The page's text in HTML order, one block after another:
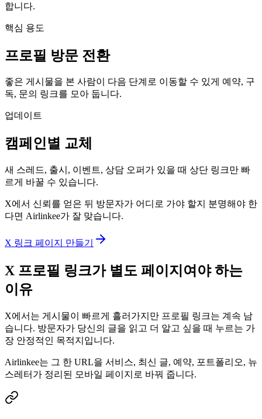
합니다.
핵심 용도
프로필 방문 전환
좋은 게시물을 본 사람이 다음 단계로 이동할 수 있게 예약, 구
독, 문의 링크를 모아 둡니다.
업데이트
캠페인별 교체
새 스레드, 출시, 이벤트, 상담 오퍼가 있을 때 상단 링크만 빠
르게 바꿀 수 있습니다.
X에서 신뢰를 얻은 뒤 방문자가 어디로 가야 할지 분명해야 한
다면 Airlinkee가 잘 맞습니다.
X 링크 페이지 만들기
X 프로필 링크가 별도 페이지여야 하는
이유
X에서는 게시물이 빠르게 흘러가지만 프로필 링크는 계속 남
습니다. 방문자가 당신의 글을 읽고 더 알고 싶을 때 누르는 가
장 안정적인 목적지입니다.
Airlinkee는 그 한 URL을 서비스, 최신 글, 예약, 포트폴리오, 뉴
스레터가 정리된 모바일 페이지로 바꿔 줍니다.